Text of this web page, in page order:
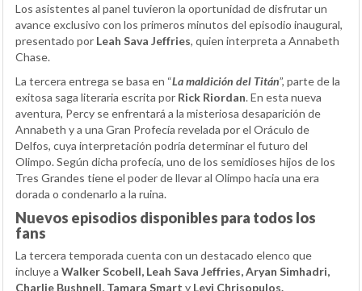
Los asistentes al panel tuvieron la oportunidad de disfrutar un
avance exclusivo con los primeros minutos del episodio inaugural,
presentado por Leah Sava Jeffries, quien interpreta a Annabeth
Chase.
La tercera entrega se basa en “La maldición del Titán”, parte de la
exitosa saga literaria escrita por Rick Riordan. En esta nueva
aventura, Percy se enfrentará a la misteriosa desaparición de
Annabeth y a una Gran Profecía revelada por el Oráculo de
Delfos, cuya interpretación podría determinar el futuro del
Olimpo. Según dicha profecía, uno de los semidioses hijos de los
Tres Grandes tiene el poder de llevar al Olimpo hacia una era
dorada o condenarlo a la ruina.
Nuevos episodios disponibles para todos los
fans
La tercera temporada cuenta con un destacado elenco que
incluye a Walker Scobell, Leah Sava Jeffries, Aryan Simhadri,
Charlie Bushnell, Tamara Smart y Levi Chrisopulos.